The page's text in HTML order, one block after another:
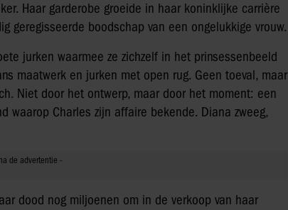
Haar garderobe groeide in haar koninklijke carrière
geregisseerde boodschap van een ongelukkige vrouw.
jurken waarmee ze zichzelf in het prinsessenbeeld
maatwerk en jurken met open rug. Geen toeval, maar
Niet door het ontwerp, maar door het moment: een
waarop Charles zijn affaire bekende. Diana zweeg,
dood nog miljoenen om in de verkoop van haar